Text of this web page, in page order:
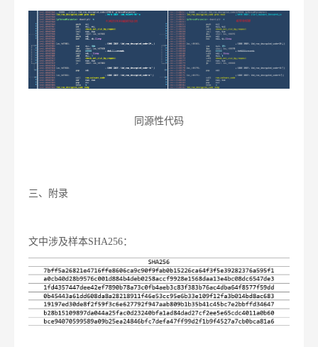
同源性代码
三、 附录
文中涉及样本SHA256：